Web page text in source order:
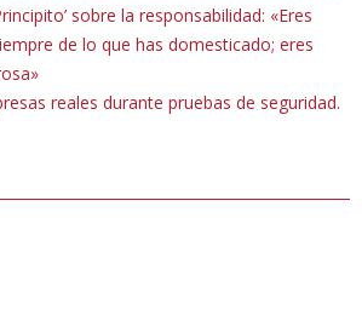
sobre la responsabilidad: «Eres
de lo que has domesticado; eres
reales durante pruebas de seguridad.